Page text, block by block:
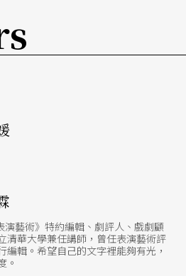
統的傀儡調，但也有南北多
有西洋樂器的加入。北派傀
性動作，音樂以北管戲曲為
戲文。
不相同，南派拜田都元帥，
聖公、玉皇大帝、鍾馗、水
灣一直從屬於宗教活動，娛
演藝術》特約編輯、劇評人、戲劇顧
清華大學兼任講師，曾任表演藝術評
編輯。希望自己的文字裡能夠有光，
。